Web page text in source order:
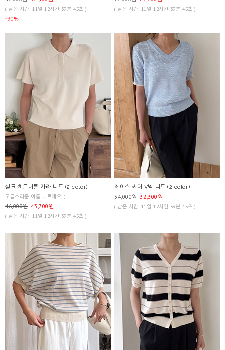
( 남은 시간: 11일 12시간 39분 45초 ) ( 남은 시간: 11일 12시간 39분 45초 )
실크 히든버튼 카라 니트 (2 color)
고급스러운 여름 니트예요 :)
46,000원 43,700원
( 남은 시간: 11일 12시간 39분 45초 )
레이스 써머 V넥 니트 (2 color)
34,000원 32,300원
( 남은 시간: 11일 12시간 39분 45초 )